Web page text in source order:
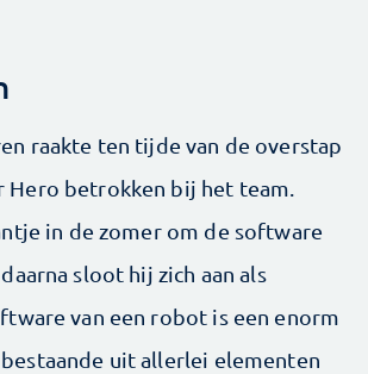
raakte ten tijde van de overstap
Hero betrokken bij het team.
in de zomer om de software
sloot hij zich aan als
van een robot is een enorm
uit allerlei elementen